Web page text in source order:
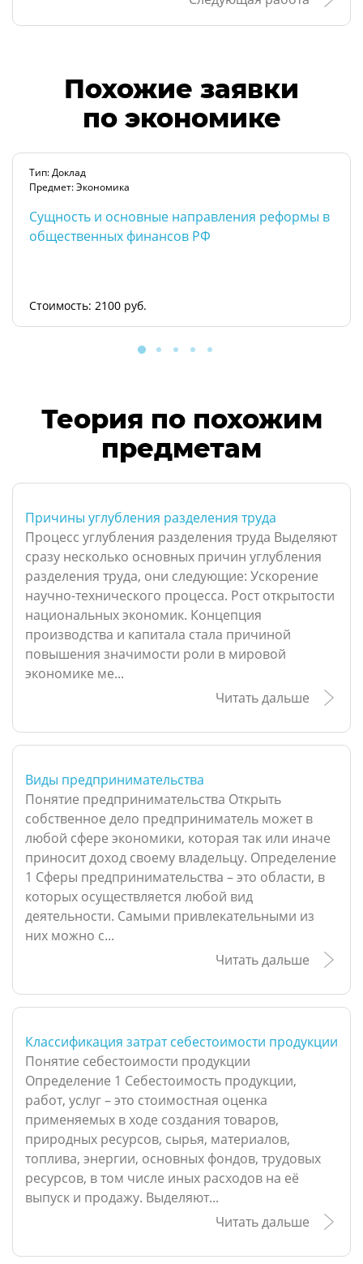
Похожие заявки
по экономике
Тип: Доклад
Предмет: Экономика
Сущность и основные направления реформы в
общественных финансов РФ
Стоимость: 2100 руб.
Теория по похожим
предметам
Причины углубления разделения труда
Процесс углубления разделения труда Выделяют
сразу несколько основных причин углубления
разделения труда, они следующие: Ускорение
научно-технического процесса. Рост открытости
национальных экономик. Концепция
производства и капитала стала причиной
повышения значимости роли в мировой
экономике ме...
Читать дальше
Виды предпринимательства
Понятие предпринимательства Открыть
собственное дело предприниматель может в
любой сфере экономики, которая так или иначе
приносит доход своему владельцу. Определение
1 Сферы предпринимательства – это области, в
которых осуществляется любой вид
деятельности. Самыми привлекательными из
них можно с...
Читать дальше
Классификация затрат себестоимости продукции
Понятие себестоимости продукции
Определение 1 Себестоимость продукции,
работ, услуг – это стоимостная оценка
применяемых в ходе создания товаров,
природных ресурсов, сырья, материалов,
топлива, энергии, основных фондов, трудовых
ресурсов, в том числе иных расходов на её
выпуск и продажу. Выделяют...
Читать дальше